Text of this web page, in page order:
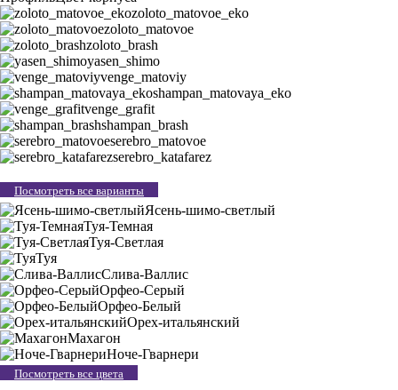
zoloto_matovoe_eko
zoloto_matovoe
zoloto_brash
yasen_shimo
venge_matoviy
shampan_matovaya_eko
venge_grafit
shampan_brash
serebro_matovoe
serebro_katafarez
Посмотреть все варианты
Ясень-шимо-светлый
Туя-Темная
Туя-Светлая
Туя
Слива-Валлис
Орфео-Серый
Орфео-Белый
Орех-итальянский
Махагон
Ноче-Гварнери
Посмотреть все цвета